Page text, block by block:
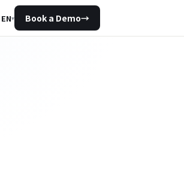
EN▾ Book a Demo→